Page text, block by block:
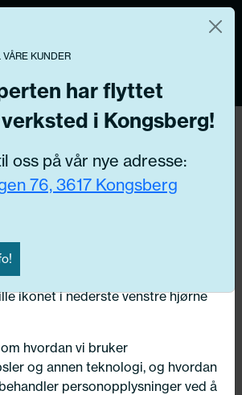
bruker teknologier,
«cookies» til å samle
for forskjellige formål, inkludert:
Markedsføring
gir du din tillatelse til alle disse
også velge formålet du vil
samtykket ditt til enhver tid ved
ikonet i nederste venstre hjørne
hvordan vi bruker
og annen teknologi, og hvordan
personopplysninger ved å
KUNDER
har flyttet
i Kongsberg!
oss på vår nye adresse:
76, 3617 Kongsberg